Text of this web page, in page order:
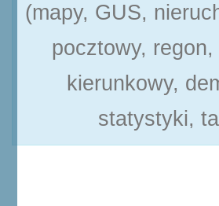
(mapy, GUS,
pocztowy,
kierunkowy,
statystyki,